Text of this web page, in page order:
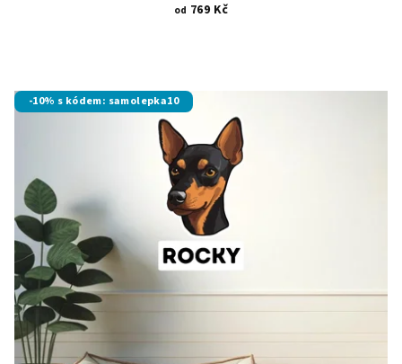
od 769 Kč
-10% s kódem: samolepka10